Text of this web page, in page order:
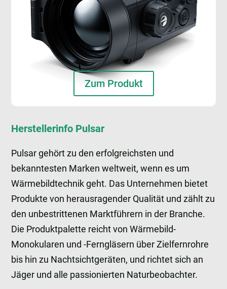
Zum Produkt
Herstellerinfo Pulsar
Pulsar gehört zu den erfolgreichsten und
bekanntesten Marken weltweit, wenn es um
Wärmebildtechnik geht. Das Unternehmen bietet
Produkte von herausragender Qualität und zählt zu
den unbestrittenen Marktführern in der Branche.
Die Produktpalette reicht von Wärmebild-
Monokularen und -Ferngläsern über Zielfernrohre
bis hin zu Nachtsichtgeräten, und richtet sich an
Jäger und alle passionierten Naturbeobachter.